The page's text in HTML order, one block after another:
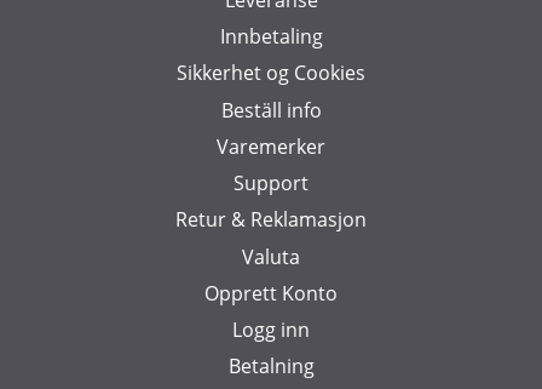
Innbetaling
Sikkerhet og Cookies
Beställ info
Varemerker
Support
Retur & Reklamasjon
Valuta
Opprett Konto
Logg inn
Betalning